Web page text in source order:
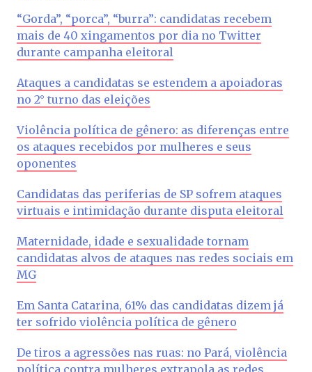
“Gorda”, “porca”, “burra”: candidatas recebem
mais de 40 xingamentos por dia no Twitter
durante campanha eleitoral
Ataques a candidatas se estendem a apoiadoras
no 2° turno das eleições
Violência política de gênero: as diferenças entre
os ataques recebidos por mulheres e seus
oponentes
Candidatas das periferias de SP sofrem ataques
virtuais e intimidação durante disputa eleitoral
Maternidade, idade e sexualidade tornam
candidatas alvos de ataques nas redes sociais em
MG
Em Santa Catarina, 61% das candidatas dizem já
ter sofrido violência política de gênero
De tiros a agressões nas ruas: no Pará, violência
política contra mulheres extrapola as redes